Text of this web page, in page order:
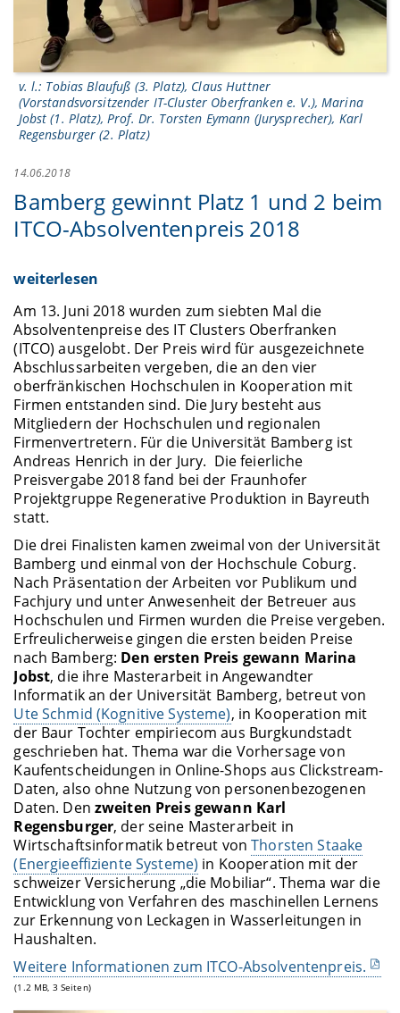
v. l.: Tobias Blaufuß (3. Platz), Claus Huttner
(Vorstandsvorsitzender IT-Cluster Oberfranken e. V.), Marina
Jobst (1. Platz), Prof. Dr. Torsten Eymann (Jurysprecher), Karl
Regensburger (2. Platz)
14.06.2018
Bamberg gewinnt Platz 1 und 2 beim
ITCO-Absolventenpreis 2018
weiterlesen
Am 13. Juni 2018 wurden zum siebten Mal die
Absolventenpreise des IT Clusters Oberfranken
(ITCO) ausgelobt. Der Preis wird für ausgezeichnete
Abschlussarbeiten vergeben, die an den vier
oberfränkischen Hochschulen in Kooperation mit
Firmen entstanden sind. Die Jury besteht aus
Mitgliedern der Hochschulen und regionalen
Firmenvertretern. Für die Universität Bamberg ist
Andreas Henrich in der Jury. Die feierliche
Preisvergabe 2018 fand bei der Fraunhofer
Projektgruppe Regenerative Produktion in Bayreuth
statt.
Die drei Finalisten kamen zweimal von der Universität
Bamberg und einmal von der Hochschule Coburg.
Nach Präsentation der Arbeiten vor Publikum und
Fachjury und unter Anwesenheit der Betreuer aus
Hochschulen und Firmen wurden die Preise vergeben.
Erfreulicherweise gingen die ersten beiden Preise
nach Bamberg: Den ersten Preis gewann Marina
Jobst, die ihre Masterarbeit in Angewandter
Informatik an der Universität Bamberg, betreut von
Ute Schmid (Kognitive Systeme), in Kooperation mit
der Baur Tochter empiriecom aus Burgkundstadt
geschrieben hat. Thema war die Vorhersage von
Kaufentscheidungen in Online-Shops aus Clickstream-
Daten, also ohne Nutzung von personenbezogenen
Daten. Den zweiten Preis gewann Karl
Regensburger, der seine Masterarbeit in
Wirtschaftsinformatik betreut vonThorsten Staake
(Energieeffiziente Systeme) in Kooperation mit der
schweizer Versicherung „die Mobiliar“. Thema war die
Entwicklung von Verfahren des maschinellen Lernens
zur Erkennung von Leckagen in Wasserleitungen in
Haushalten.
Weitere Informationen zum ITCO-Absolventenpreis.
(1.2 MB, 3 Seiten)